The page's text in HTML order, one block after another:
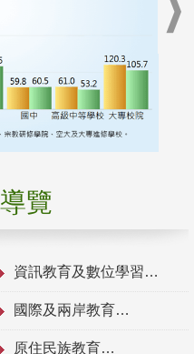
覽
資訊教育及數位學習
國際及兩岸教育
原住民族教育